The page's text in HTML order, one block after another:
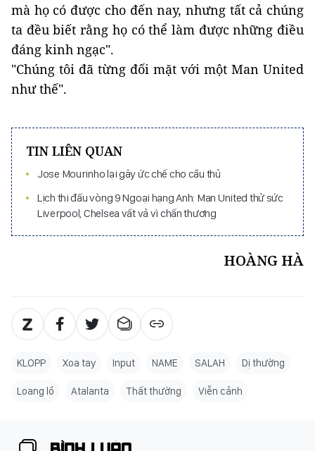
mà họ có được cho đến nay, nhưng tất cả chúng
ta đều biết rằng họ có thể làm được những điều
đáng kinh ngạc".
"Chúng tôi đã từng đối mặt với một Man United
như thế".
TIN LIÊN QUAN
Jose Mourinho lại gây ức chế cho cầu thủ
Lịch thi đấu vòng 9 Ngoại hạng Anh: Man United thử sức